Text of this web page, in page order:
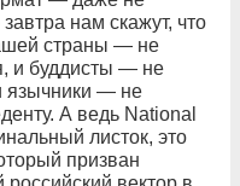
нам скажут, что
страны — не
и буддисты — не
язычники — не
А ведь National
листок, это
призван